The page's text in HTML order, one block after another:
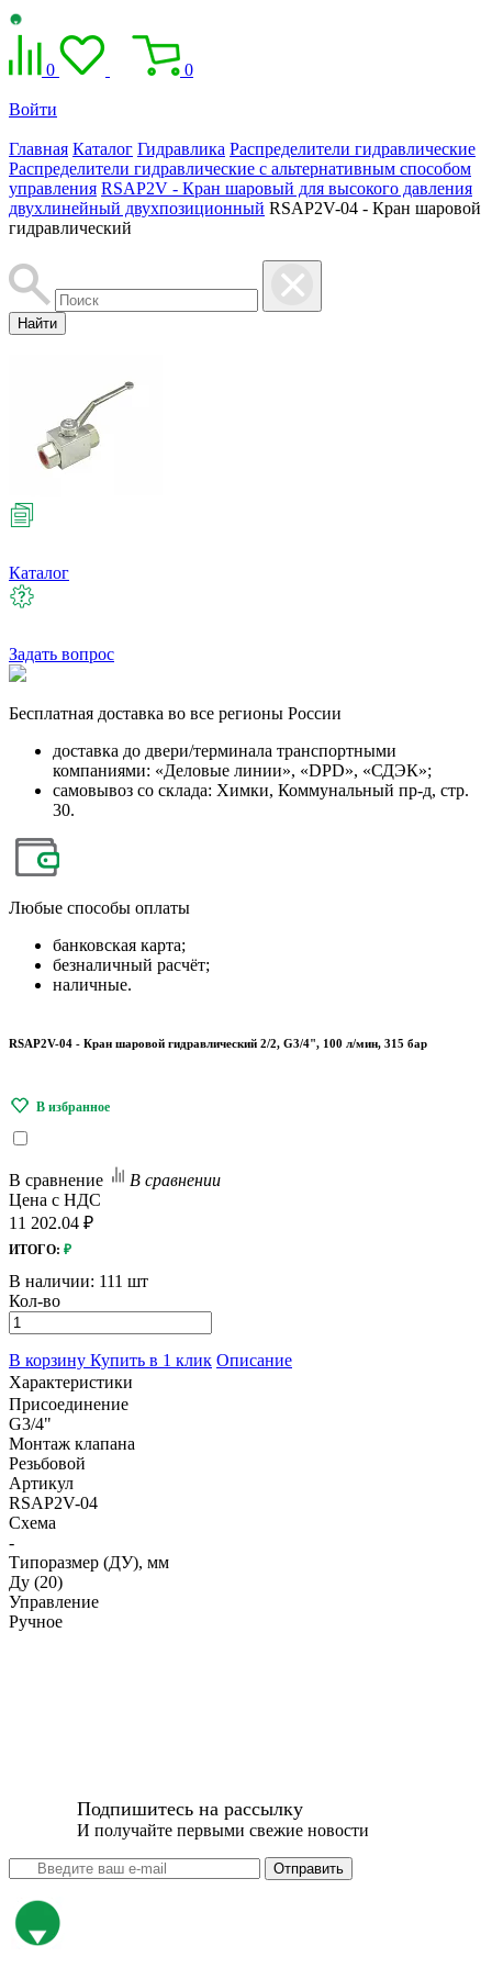
0 0
Войти
Главная Каталог Гидравлика Распределители гидравлические
Распределители гидравлические с альтернативным способом
управления RSAP2V - Кран шаровый для высокого давления
двухлинейный двухпозиционный RSAP2V-04 - Кран шаровой
гидравлический
Найти
Каталог
Задать вопрос
Бесплатная доставка во все регионы России
доставка до двери/терминала транспортными
компаниями: «Деловые линии», «DPD», «СДЭК»;
самовывоз со склада: Химки, Коммунальный пр-д, стр.
30.
Любые способы оплаты
банковская карта;
безналичный расчёт;
наличные.
RSAP2V-04 - Кран шаровой гидравлический 2/2, G3/4", 100 л/мин, 315 бар
В сравнение
В сравнении
Цена с НДС
11 202.04 ₽
ИТОГО: ₽
В наличии: 111 шт
Кол-во
В корзину Купить в 1 клик Описание
Характеристики
Присоединение
G3/4"
Монтаж клапана
Резьбовой
Артикул
RSAP2V-04
Схема
-
Типоразмер (ДУ), мм
Ду (20)
Управление
Ручное
Подпишитесь на рассылку
И получайте первыми свежие новости
Отправить